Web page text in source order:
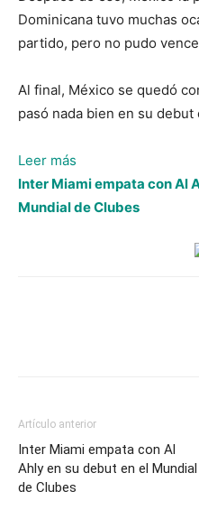
Dominicana tuvo muchas
partido, pero no pudo
Al final, México se quedó
pasó nada bien en su debut
Leer más
México
sufrió
el
debut
de
Inter Miami empata con Al
Mundial de Clubes
Artículo anterior
Inter Miami empata con Al
Ahly en su debut en el Mundial
de Clubes